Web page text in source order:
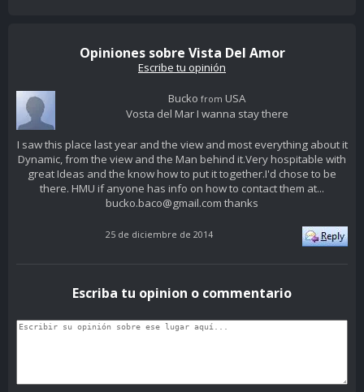
Opiniones sobre Vista Del Amor
Escribe tu opinión
Bucko fromUSA
Vosta del Mar I wanna stay there
I saw this place last year and the view and most everything about it
Dynamic, from the view and the Man behind it.Very hospitable with
great Ideas and the know how to put it together.I'd chose to be
there. HMU if anyone has info on how to contact them at...
bucko.baco@gmail.com thanks
25 de diciembre de 2014
Escriba tu opinion o commentario